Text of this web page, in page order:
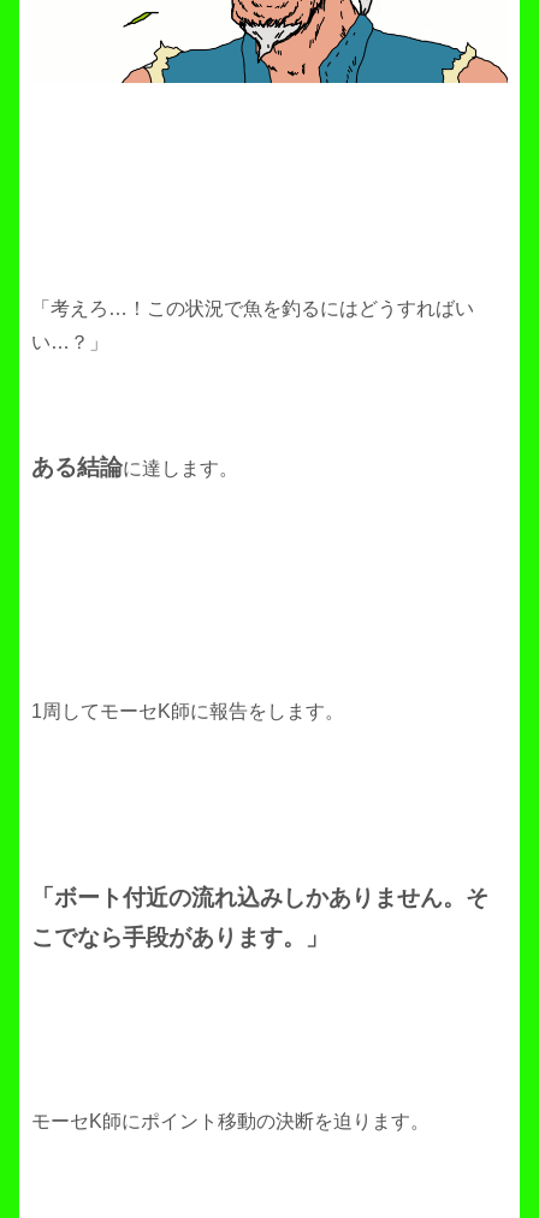
「考えろ…！この状況で魚を釣るにはどうすればい
い…？」
ある結論に達します。
1周してモーセK師に報告をします。
「ボート付近の流れ込みしかありません。そ
こでなら手段があります。」
モーセK師にポイント移動の決断を迫ります。